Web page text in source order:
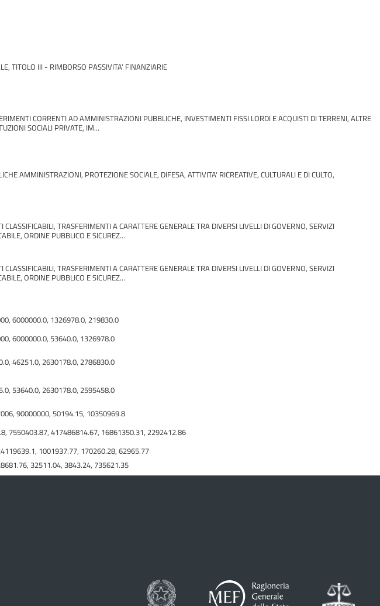
TITOLO III - RIMBORSO PASSIVITA' FINANZIARIE
CORRENTI AD AMMINISTRAZIONI PUBBLICHE, INVESTIMENTI FISSI LORDI E ACQUISTI DI TERRENI, ALTRE
SOCIALI PRIVATE, IM...
AMMINISTRAZIONI, PROTEZIONE SOCIALE, DIFESA, ATTIVITA' RICREATIVE, CULTURALI E DI CULTO,
TRASFERIMENTI A CARATTERE GENERALE TRA DIVERSI LIVELLI DI GOVERNO, SERVIZI
ORDINE PUBBLICO E SICUREZ...
TRASFERIMENTI A CARATTERE GENERALE TRA DIVERSI LIVELLI DI GOVERNO, SERVIZI
ORDINE PUBBLICO E SICUREZ...
6000000.0, 1326978.0, 219830.0
6000000.0, 53640.0, 1326978.0
46251.0, 2630178.0, 2786830.0
53640.0, 2630178.0, 2595458.0
90000000, 50194.15, 10350969.8
7550403.87, 417486814.67, 16861350.31, 2292412.86
1001937.77, 170260.28, 62965.77
32511.04, 3843.24, 735621.35